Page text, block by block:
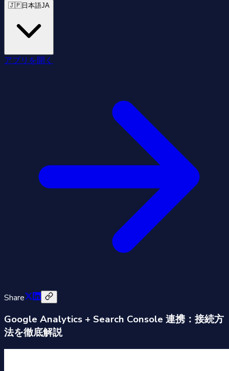
🇯🇵日本語JA
アプリを開く
Share
Google Analytics + Search Console 連携：接続方
法を徹底解説